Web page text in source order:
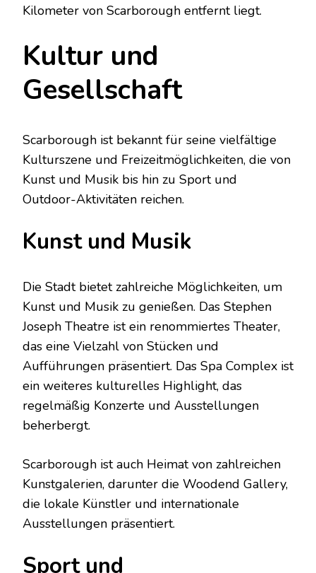
Kilometer von Scarborough entfernt liegt.
Kultur und
Gesellschaft
Scarborough ist bekannt für seine vielfältige
Kulturszene und Freizeitmöglichkeiten, die von
Kunst und Musik bis hin zu Sport und
Outdoor-Aktivitäten reichen.
Kunst und Musik
Die Stadt bietet zahlreiche Möglichkeiten, um
Kunst und Musik zu genießen. Das Stephen
Joseph Theatre ist ein renommiertes Theater,
das eine Vielzahl von Stücken und
Aufführungen präsentiert. Das Spa Complex ist
ein weiteres kulturelles Highlight, das
regelmäßig Konzerte und Ausstellungen
beherbergt.
Scarborough ist auch Heimat von zahlreichen
Kunstgalerien, darunter die Woodend Gallery,
die lokale Künstler und internationale
Ausstellungen präsentiert.
Sport und